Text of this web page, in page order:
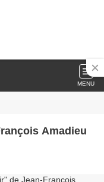
MENU
Amadieu